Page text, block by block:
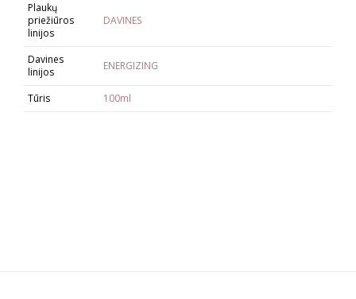
Plaukų
priežiūros
linijos
DAVINES
Davines
linijos
ENERGIZING
Tūris 100ml